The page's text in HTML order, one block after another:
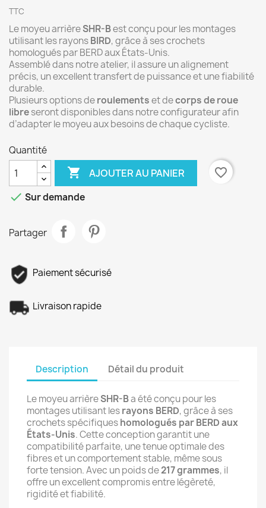
TTC
Le moyeu arrièreSHR-Best conçu pour les montages
utilisant les rayonsBIRD, grâce à ses crochets
homologués par BERD aux États-Unis.
Assemblé dans notre atelier, il assure un alignement
précis, un excellent transfert de puissance et une fiabilité
durable.
Plusieurs options deroulementset decorps de roue
libreseront disponibles dans notre configurateur afin
d’adapter le moyeu aux besoins de chaque cycliste.
Quantité
 AJOUTER AU PANIER
favorite_border
 Sur demande
Partager
Paiement sécurisé
Livraison rapide
Description Détail du produit
Le moyeu arrièreSHR-Ba été conçu pour les
montages utilisant lesrayons BERD, grâce à ses
crochets spécifiqueshomologués par BERD aux
États-Unis. Cette conception garantit une
compatibilité parfaite, une tenue optimale des
fibres et un comportement stable, même sous
forte tension. Avec un poids de217 grammes, il
offre un excellent compromis entre légèreté,
rigidité et fiabilité.